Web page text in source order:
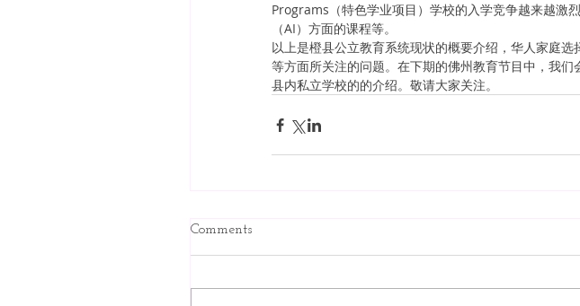
Programs（特色学业项目）学校的入学竞争越来越激
（AI）方面的课程等。
以上是橙县公立教育系统现状的概要介绍，华人家庭
等方面所关注的问题。在下期的佛州教育节目中，我
县内私立学校的的介绍。敬请大家关注。
Comments